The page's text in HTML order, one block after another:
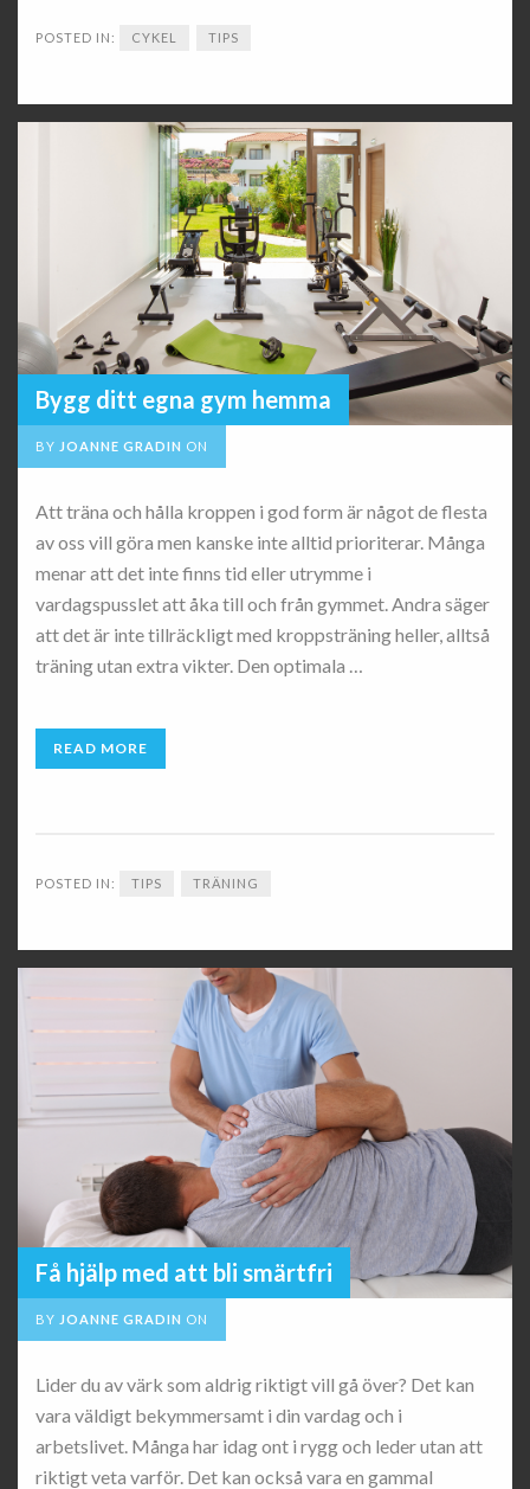
POSTED IN: CYKEL TIPS
Bygg ditt egna gym hemma
BY JOANNE GRADIN ON
Att träna och hålla kroppen i god form är något de flesta
av oss vill göra men kanske inte alltid prioriterar. Många
menar att det inte finns tid eller utrymme i
vardagspusslet att åka till och från gymmet. Andra säger
att det är inte tillräckligt med kroppsträning heller, alltså
träning utan extra vikter. Den optimala …
READ MORE
POSTED IN: TIPS TRÄNING
Få hjälp med att bli smärtfri
BY JOANNE GRADIN ON
Lider du av värk som aldrig riktigt vill gå över? Det kan
vara väldigt bekymmersamt i din vardag och i
arbetslivet. Många har idag ont i rygg och leder utan att
riktigt veta varför. Det kan också vara en gammal